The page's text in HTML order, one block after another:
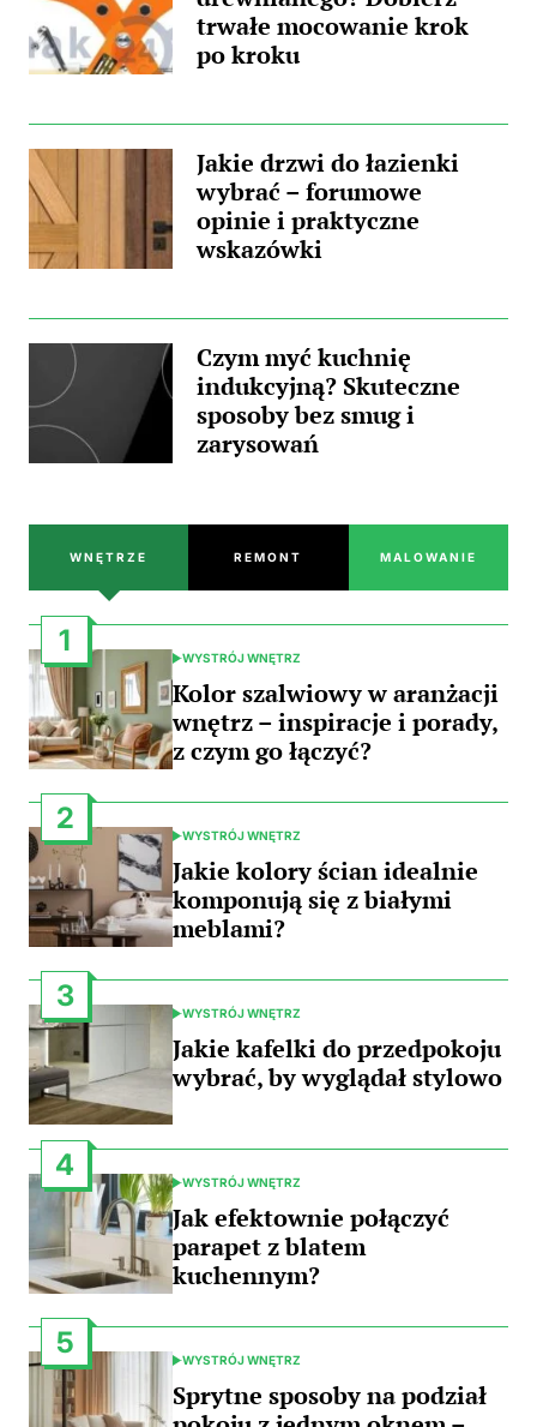
trwałe mocowanie krok
po kroku
Jakie drzwi do łazienki
wybrać – forumowe
opinie i praktyczne
wskazówki
Czym myć kuchnię
indukcyjną? Skuteczne
sposoby bez smug i
zarysowań
WNĘTRZE REMONT MALOWANIE
1
POSTED
IN
WYSTRÓJ WNĘTRZ
Kolor szalwiowy w aranżacji
wnętrz – inspiracje i porady,
z czym go łączyć?
2
POSTED
IN
WYSTRÓJ WNĘTRZ
Jakie kolory ścian idealnie
komponują się z białymi
meblami?
3
POSTED
IN
WYSTRÓJ WNĘTRZ
Jakie kafelki do przedpokoju
wybrać, by wyglądał stylowo
4
POSTED
IN
WYSTRÓJ WNĘTRZ
Jak efektownie połączyć
parapet z blatem
kuchennym?
5
POSTED
IN
WYSTRÓJ WNĘTRZ
Sprytne sposoby na podział